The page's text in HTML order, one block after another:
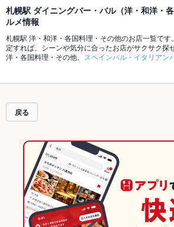
札幌駅 ダイニングバー・バル（洋・和洋・
ルメ情報
札幌駅 洋・和洋・各国料理・その他のお店一覧で
定すれば、シーンや気分に合ったお店がサクサク探
洋・各国料理・その他、
スペインバル・イタリアン
や季節の
新情報をご紹介しているので安心！24時間使える簡
ーティーにもお得に便利にホットペッパーグルメを
戻る